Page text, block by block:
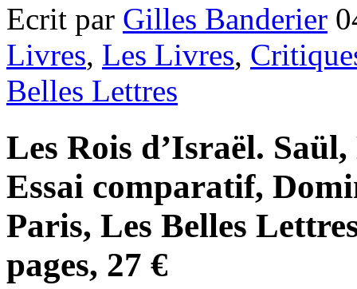
Ecrit par Gilles Banderier
Livres, Les Livres,
Belles Lettres
Les Rois d’Israël.
Essai comparatif,
Paris, Les Belles
pages, 27 €